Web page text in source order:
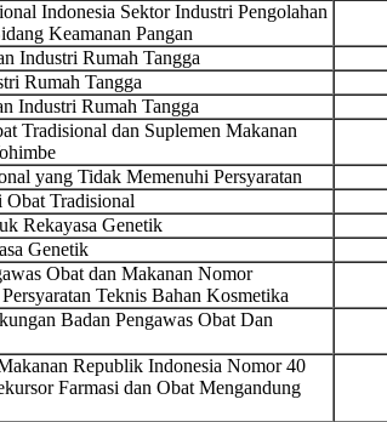
Indonesia Sektor Industri Pengolahan
Keamanan Pangan
Industri Rumah Tangga
Rumah Tangga
Industri Rumah Tangga
Tradisional dan Suplemen Makanan
yang Tidak Memenuhi Persyaratan
Tradisional
Rekayasa Genetik
Genetik
Obat dan Makanan Nomor
Teknis Bahan Kosmetika
Badan Pengawas Obat Dan
Republik Indonesia Nomor 40
Farmasi dan Obat Mengandung